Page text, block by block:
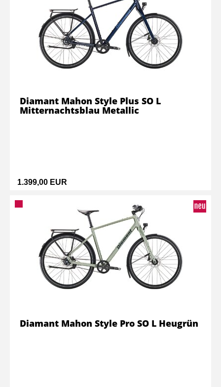
1.399,00 EUR
Diamant Mahon Style Plus SO L
Mitternachtsblau Metallic
Diamant Mahon Style Pro SO L Heugrün